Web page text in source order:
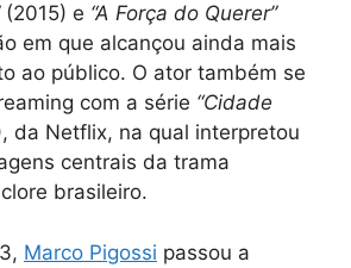
(2015) e “A Força do Querer”
em que alcançou ainda mais
ao público. O ator também se
com a série “Cidade
da Netflix, na qual interpretou
centrais da trama
brasileiro.
Marco Pigossi passou a